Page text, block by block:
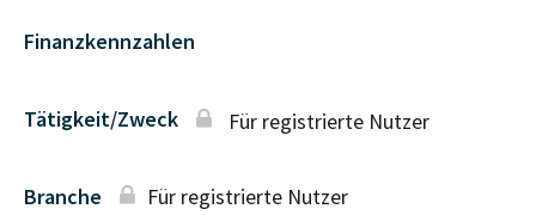
Finanzkennzahlen
Tätigkeit/Zweck Für registrierte Nutzer
Branche Für registrierte Nutzer